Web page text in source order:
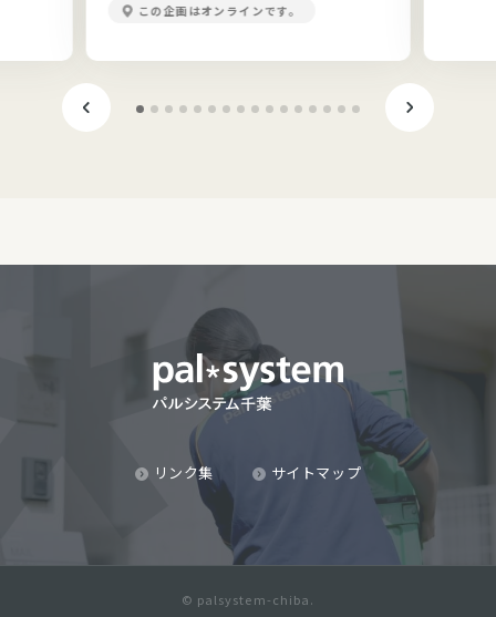
この企画はオンラインです。
リンク集 サイトマップ
© palsystem-chiba.